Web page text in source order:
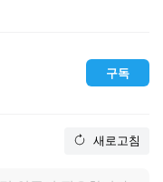
구독
새로고침